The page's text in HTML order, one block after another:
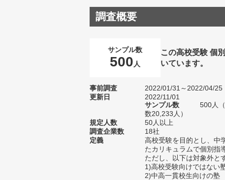
調査概要
サンプル数
500 人
この高校受験 個
いています。
事前調査
2022/01/31～2022/04/25
更新日
2022/11/01
サンプル数
500人
数20,233人）
規定人数
50人以上
調査企業数
18社
定義
高校受験を目的とし、中
たカリキュラムで個別指
ただし、以下は対象外と
1)高校受験向けではない
2)中高一貫校生向けの塾